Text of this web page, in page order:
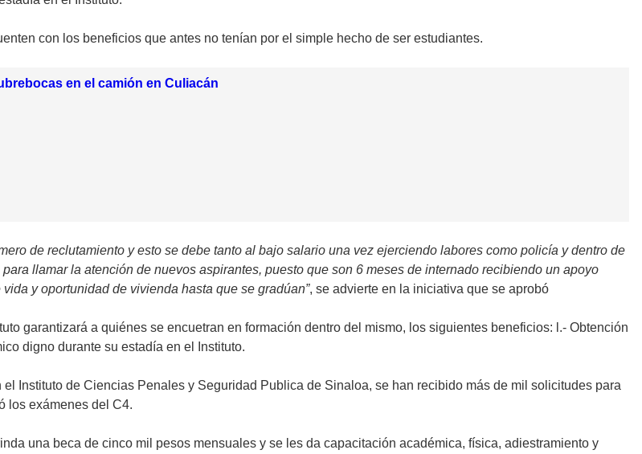
con los beneficios que antes no tenían por el simple hecho de ser estudiantes.
en el camión en Culiacán
de reclutamiento y esto se debe tanto al bajo salario una vez ejerciendo labores como policía y dentro de
llamar la atención de nuevos aspirantes, puesto que son 6 meses de internado recibiendo un apoyo
y oportunidad de vivienda hasta que se gradúan”, se advierte en la iniciativa que se aprobó
garantizará a quiénes se encuetran en formación dentro del mismo, los siguientes beneficios: l.- Obtención
digno durante su estadía en el Instituto.
Instituto de Ciencias Penales y Seguridad Publica de Sinaloa, se han recibido más de mil solicitudes para
los exámenes del C4.
una beca de cinco mil pesos mensuales y se les da capacitación académica, física, adiestramiento y